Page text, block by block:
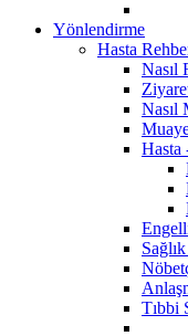
Yönlendirme
Hasta
Nasıl
Nasıl
Hasta
Tıbbi